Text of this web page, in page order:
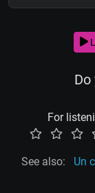
For
See also: Un